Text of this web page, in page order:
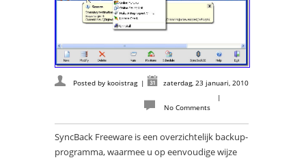
Posted by kooistrag |
zaterdag, 23 januari, 2010
|
No Comments
SyncBack Freeware is een overzichtelijk backup-
programma, waarmee u op eenvoudige wijze